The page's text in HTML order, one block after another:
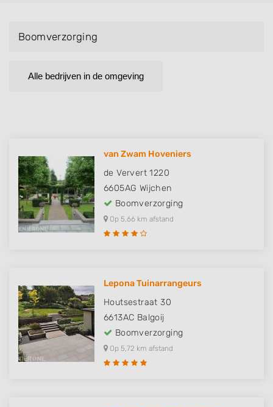
Boomverzorging
Alle bedrijven in de omgeving
van Zwam Hoveniers
de Ververt 1220
6605AG Wijchen
Boomverzorging
Op 5,66 km afstand
Lepona Tuinarrangeurs
Houtsestraat 30
6613AC Balgoij
Boomverzorging
Op 5,72 km afstand